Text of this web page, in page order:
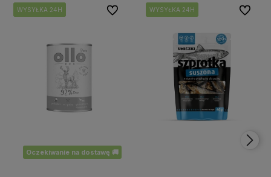
Oczekiwanie na dostawę 🚚
WYSYŁKA 24H
WYSYŁKA 24H
WYSYŁKA 24H Do ulubionychWYSYŁKA 24H
WYSYŁKA 24H
WYSYŁKA 24H Do